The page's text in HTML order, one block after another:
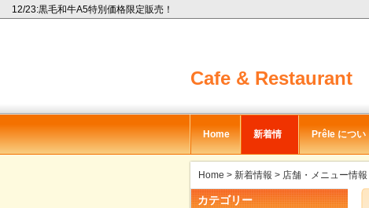
12/23:黒毛和牛A5特別価格限定販売！
Cafe & Restaurant
Home 新着情
報
Prêle につい
て
Home > 新着情報 > 店舗・メニュー情報
カテゴリー